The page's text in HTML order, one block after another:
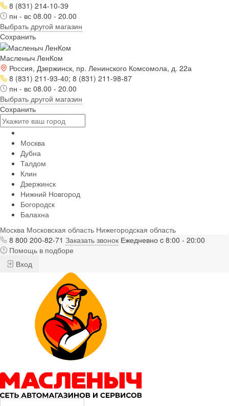
8 (831) 214-10-39
пн - вс 08.00 - 20.00
Выбрать другой магазин
Сохранить
Масленыч ЛенКом
Россия, Дзержинск, пр. Ленинского Комсомола, д. 22а
8 (831) 211-93-40; 8 (831) 211-98-87
пн - вс 08.00 - 20.00
Выбрать другой магазин
Сохранить
Москва
Дубна
Талдом
Клин
Дзержинск
Нижний Новгород
Богородск
Балахна
Москва Московская область Нижегородская область
8 800 200-82-71 Заказать звонок Ежедневно c 8:00 - 20:00
Помощь в подборе
Вход